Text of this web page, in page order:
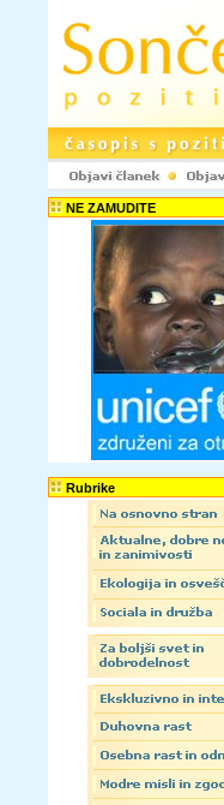
NE ZAMUDITE
Rubrike